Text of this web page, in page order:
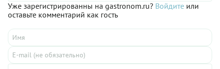
Уже зарегистрированны на gastronom.ru? Войдите или
оставьте комментарий как гость